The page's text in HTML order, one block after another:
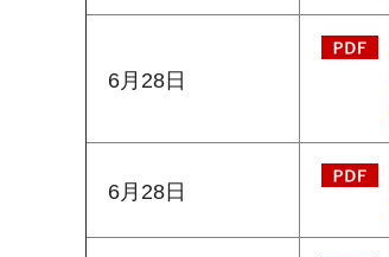
6月28日
6月28日